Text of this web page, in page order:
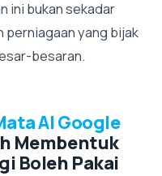
ini bukan sekadar
yang bijak
besaran.
AI Google
Membentuk
Boleh Pakai